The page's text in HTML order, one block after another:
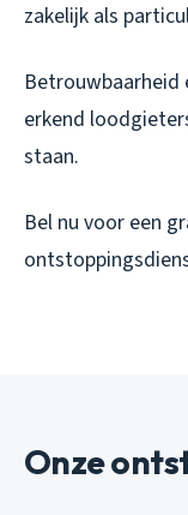
zakelijk als
Betrouwbaarheid
erkend
staan.
Bel nu voor een
Onze